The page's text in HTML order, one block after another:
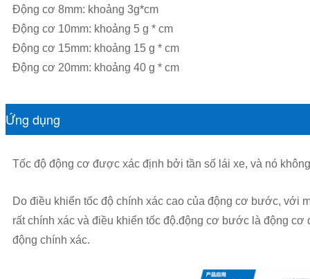
Động cơ 8mm: khoảng 3g*cm
Động cơ 10mm: khoảng 5 g * cm
Động cơ 15mm: khoảng 15 g * cm
Động cơ 20mm: khoảng 40 g * cm
Ứng dụng
Tốc độ động cơ được xác định bởi tần số lái xe, và nó
Do điều khiển tốc độ chính xác cao của động cơ bước, với
rất chính xác và điều khiển tốc độ.động cơ bước là động
động chính xác.